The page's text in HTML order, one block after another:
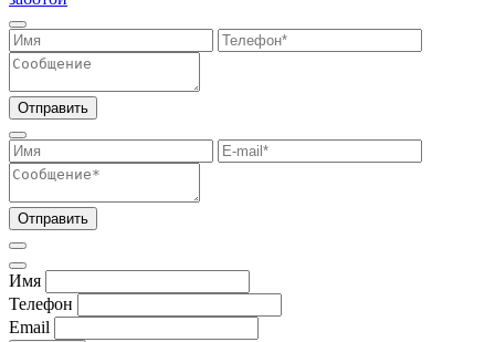
Отправить
Отправить
Имя
Телефон
Email